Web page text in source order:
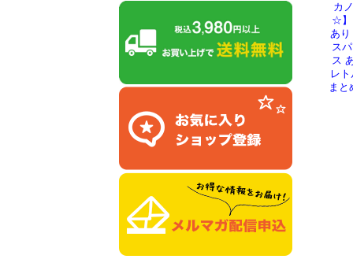
カ
☆】
あり
ス
ス
レ
まと